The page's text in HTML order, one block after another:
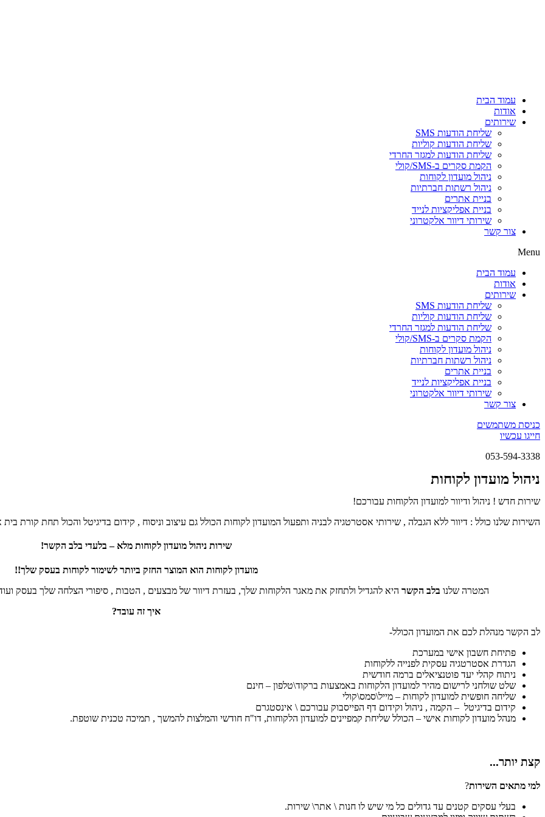
עמוד הבית
אודות
שירותים
שליחת הודעות SMS
שליחת הודעות קוליות
שליחת הודעות למגזר החרדי
הקמת סקרים ב-SMS/קולי
ניהול מועדון לקוחות
ניהול רשתות חברתיות
בניית אתרים
בניית אפליקציות לנייד
שירותי דיוור אלקטרוני
צור קשר
Menu
עמוד הבית
אודות
שירותים
שליחת הודעות SMS
שליחת הודעות קוליות
שליחת הודעות למגזר החרדי
הקמת סקרים ב-SMS/קולי
ניהול מועדון לקוחות
ניהול רשתות חברתיות
בניית אתרים
בניית אפליקציות לנייד
שירותי דיוור אלקטרוני
צור קשר
כניסת משתמשים
חייגו עכשיו
‪053-594-3338
ניהול מועדון לקוחות
שירות חדש ! ניהול ודיוור למועדון הלקוחות עבורכם!
השירות שלנו כולל : דיוור ללא הגבלה , שירותי אסטרטגיה לבניה ותפעול המועדון לקוחות הכולל גם עיצוב וניסוח , קידום בדיגיטל והכול תחת קורת
שירות ניהול מועדון לקוחות מלא – בלעדי בלב הקשר!
מועדון לקוחות הוא המוצר החזק ביותר לשימור לקוחות בעסק שלך!!
המטרה שלנו בלב הקשר היא להגדיל ולתחזק את מאגר הלקוחות שלך, בעזרת דיוור של מבצעים , הטבות , סיפורי הצלחה שלך בעסק
איך זה עובד?
לב הקשר מנהלת לכם את המועדון הכולל-
פתיחת חשבון אישי במערכת
הגדרת אסטרטגיה עסקית לפנייה ללקוחות
ניתוח קהלי יעד פוטנציאלים ברמה חודשית
שלט שולחני לרישום מהיר למועדון הלקוחות באמצעות ברקוד\טלפון – חינם
שליחה חופשית למועדון לקוחות – מייל\סמס\קולי
קידום בדיגיטל – הקמה , ניהול וקידום דף הפייסבוק עבורכם \ אינסטגרם
מנהל מועדון לקוחות אישי – הכולל שליחת קמפיינים למועדון הלקוחות, דו"ח חודשי והמלצות להמשך , תמיכה טכנית שוטפת.
קצת יותר...
למי מתאים השירות?
בעלי עסקים קטנים עד גדולים כל מי שיש לו חנות \ אתר\ שירות.